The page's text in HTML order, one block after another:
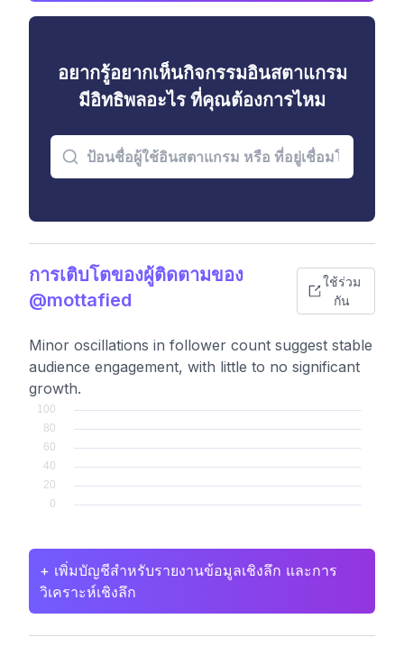
อยากรู้อยากเห็นกิจกรรมอินสตาแกรม
มีอิทธิพลอะไร ที่คุณต้องการไหม
การเติบโตของผู้ติดตามของ
@mottafied
ใช้ร่วม
กัน
Minor oscillations in follower count suggest stable
audience engagement, with little to no significant
growth.
+ เพิ่มบัญชีสำหรับรายงานข้อมูลเชิงลึก และการ
วิเคราะห์เชิงลึก